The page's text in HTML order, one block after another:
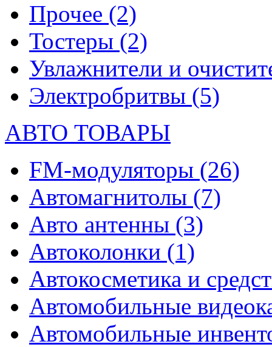
Прочее (2)
Тостеры (2)
Увлажнители и
Электробритвы (5)
АВТО ТОВАРЫ
FM-модуляторы (26)
Автомагнитолы (7)
Авто антенны (3)
Автоколонки (1)
Автокосметика и
Автомобильные
Автомобильные